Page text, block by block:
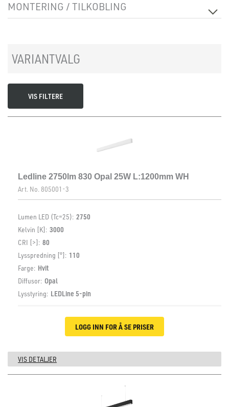
Isolasjonsklasse
2
MONTERING / TILKOBLING
VARIANTVALG
VIS FILTERE
Ledline 2750lm 830 Opal 25W L:1200mm WH
Art. No. 805001-3
Lumen LED (Tc=25): 2750
Kelvin [K]: 3000
CRI [>]: 80
Lysspredning [°]: 110
Farge: Hvit
Diffusor: Opal
Lysstyring: LEDLine 5-pin
LOGG INN FOR Å SE PRISER
VIS DETALJER